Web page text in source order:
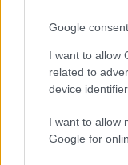
Google
I want to allow
related to
device
I want to allow
Google for
Ajánlott